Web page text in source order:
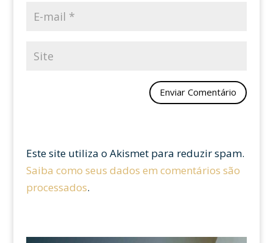
Este site utiliza o Akismet para reduzir spam.
Saiba como seus dados em comentários são
processados.